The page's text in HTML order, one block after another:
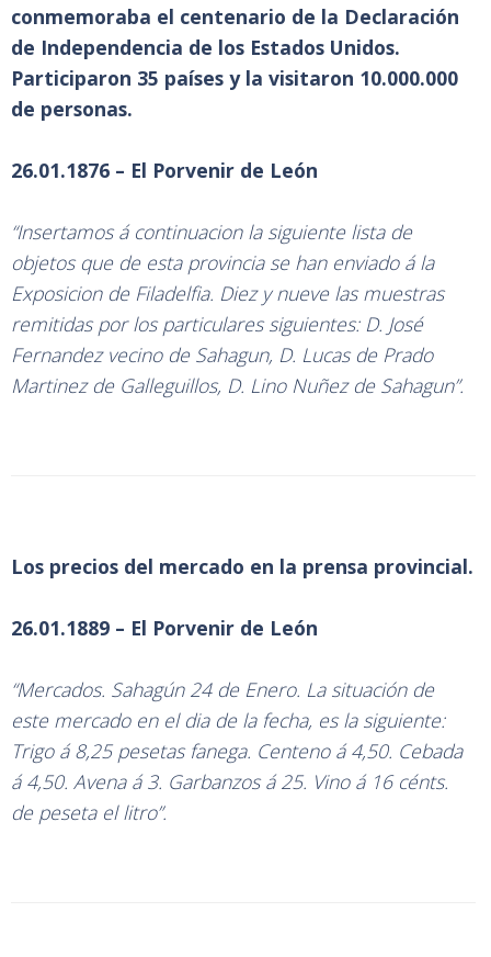
conmemoraba el centenario de la Declaración
de Independencia de los Estados Unidos.
Participaron 35 países y la visitaron 10.000.000
de personas.
26.01.1876 – El Porvenir de León
“Insertamos á continuacion la siguiente lista de
objetos que de esta provincia se han enviado á la
Exposicion de Filadelfia. Diez y nueve las muestras
remitidas por los particulares siguientes: D. José
Fernandez vecino de Sahagun, D. Lucas de Prado
Martinez de Galleguillos, D. Lino Nuñez de Sahagun”.
Los precios del mercado en la prensa provincial.
26.01.1889 – El Porvenir de León
“Mercados. Sahagún 24 de Enero. La situación de
este mercado en el dia de la fecha, es la siguiente:
Trigo á 8,25 pesetas fanega. Centeno á 4,50. Cebada
á 4,50. Avena á 3. Garbanzos á 25. Vino á 16 cénts.
de peseta el litro”.